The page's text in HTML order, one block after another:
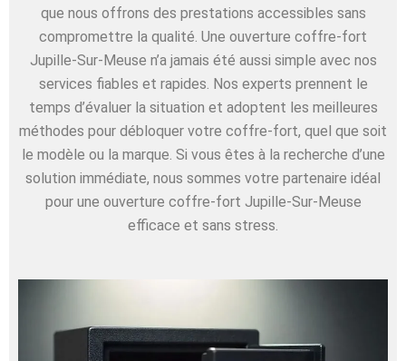
que nous offrons des prestations accessibles sans
compromettre la qualité. Une ouverture coffre-fort
Jupille-Sur-Meuse n’a jamais été aussi simple avec nos
services fiables et rapides. Nos experts prennent le
temps d’évaluer la situation et adoptent les meilleures
méthodes pour débloquer votre coffre-fort, quel que soit
le modèle ou la marque. Si vous êtes à la recherche d’une
solution immédiate, nous sommes votre partenaire idéal
pour une ouverture coffre-fort Jupille-Sur-Meuse
efficace et sans stress.